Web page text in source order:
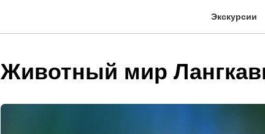
Экскурсии
Животный мир